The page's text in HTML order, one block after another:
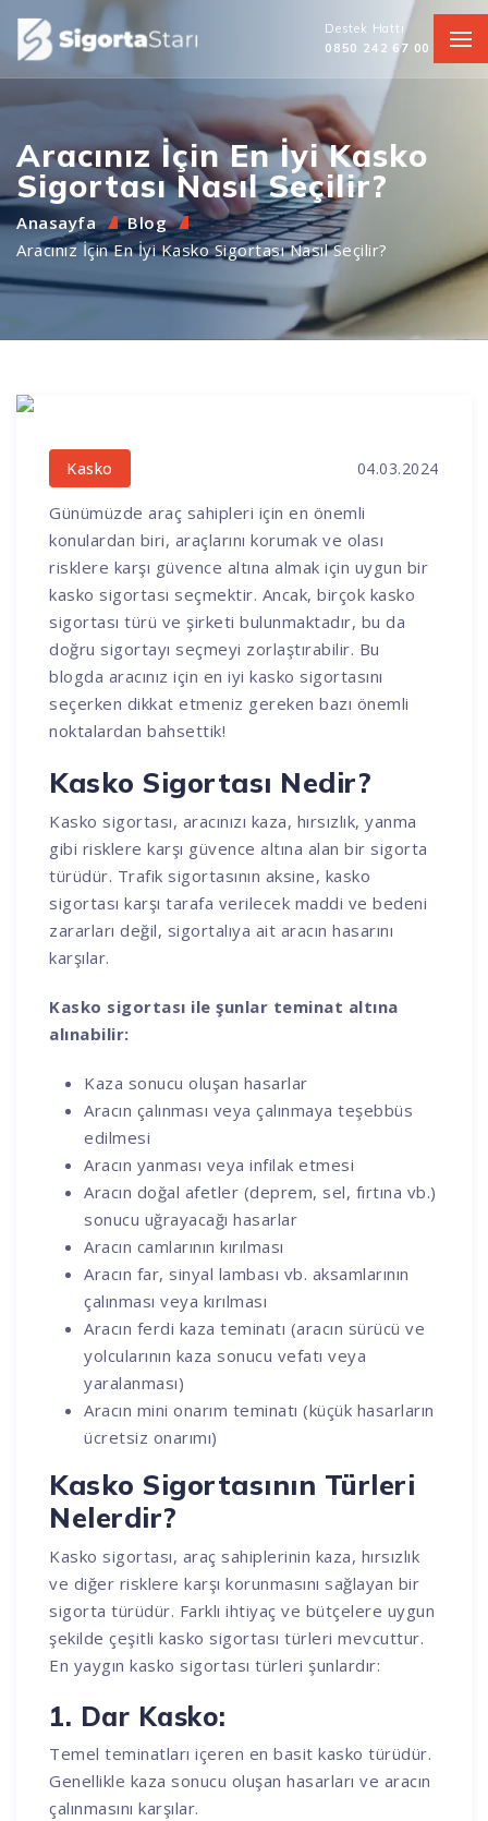
Destek Hattı
0850 242 67 00
Aracınız İçin En İyi Kasko
Sigortası Nasıl Seçilir?
Anasayfa
Blog
Aracınız İçin En İyi Kasko Sigortası Nasıl Seçilir?
Kasko 04.03.2024
Günümüzde araç sahipleri için en önemli
konulardan biri, araçlarını korumak ve olası
risklere karşı güvence altına almak için uygun bir
kasko sigortası seçmektir. Ancak, birçok kasko
sigortası türü ve şirketi bulunmaktadır, bu da
doğru sigortayı seçmeyi zorlaştırabilir. Bu
blogda aracınız için en iyi kasko sigortasını
seçerken dikkat etmeniz gereken bazı önemli
noktalardan bahsettik!
Kasko Sigortası Nedir?
Kasko sigortası, aracınızı kaza, hırsızlık, yanma
gibi risklere karşı güvence altına alan bir sigorta
türüdür. Trafik sigortasının aksine, kasko
sigortası karşı tarafa verilecek maddi ve bedeni
zararları değil, sigortalıya ait aracın hasarını
karşılar.
Kasko sigortası ile şunlar teminat altına
alınabilir:
Kaza sonucu oluşan hasarlar
Aracın çalınması veya çalınmaya teşebbüs
edilmesi
Aracın yanması veya infilak etmesi
Aracın doğal afetler (deprem, sel, fırtına vb.)
sonucu uğrayacağı hasarlar
Aracın camlarının kırılması
Aracın far, sinyal lambası vb. aksamlarının
çalınması veya kırılması
Aracın ferdi kaza teminatı (aracın sürücü ve
yolcularının kaza sonucu vefatı veya
yaralanması)
Aracın mini onarım teminatı (küçük hasarların
ücretsiz onarımı)
Kasko Sigortasının Türleri
Nelerdir?
Kasko sigortası, araç sahiplerinin kaza, hırsızlık
ve diğer risklere karşı korunmasını sağlayan bir
sigorta türüdür. Farklı ihtiyaç ve bütçelere uygun
şekilde çeşitli kasko sigortası türleri mevcuttur.
En yaygın kasko sigortası türleri şunlardır:
1. Dar Kasko:
Temel teminatları içeren en basit kasko türüdür.
Genellikle kaza sonucu oluşan hasarları ve aracın
çalınmasını karşılar.